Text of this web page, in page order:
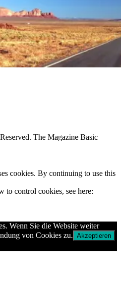
The Magazine Basic
cookies. By continuing to use this
to control cookies, see here:
Wenn Sie die Website weiter
von Cookies zu. Akzeptieren